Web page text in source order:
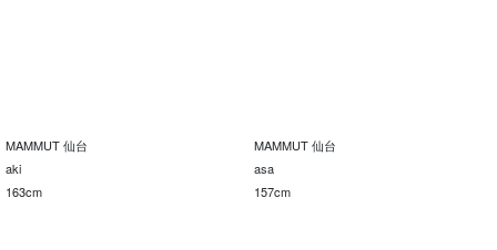
MAMMUT 仙台
aki
163cm
MAMMUT 仙台
asa
157cm